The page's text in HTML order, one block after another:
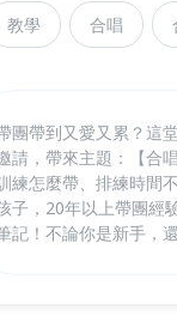
教學 合唱
團帶到又愛又累？這
請，帶來主題：【合
練怎麼帶、排練時間
子，20年以上帶團經
記！不論你是新手，